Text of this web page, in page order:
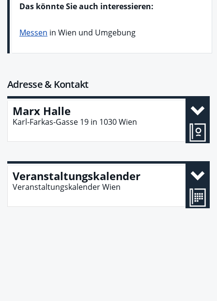
Das könnte Sie auch interessieren:
Messen in Wien und Umgebung
Adresse & Kontakt
Marx Halle
Karl-Farkas-Gasse 19 in 1030Wien
Veranstaltungskalender
Veranstaltungskalender Wien